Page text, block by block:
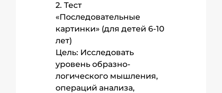
2. Тест
«Последовательные
картинки» (для детей 6-10
лет)
Цель: Исследовать
уровень образно-
логического мышления,
операций анализа,